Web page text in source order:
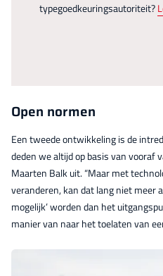
typegoedkeuringsautoriteit?
Open normen
Een tweede ontwikkeling is de
deden we altijd op basis van vooraf
Maarten Balk uit. “Maar met
veranderen, kan dat lang niet meer
mogelijk’ worden dan het
manier van naar het toelaten van